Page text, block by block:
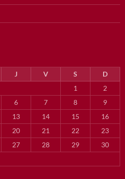
J V S
D
1
2
6 7 8
9
13 14 15
16
20 21 22
23
27 28 29
30